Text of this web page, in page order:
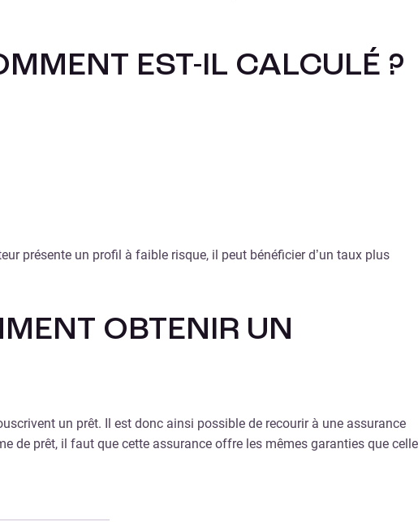
EST-IL CALCULÉ ?
présente un profil à faible risque, il peut bénéficier d’un taux plus
OBTENIR UN
un prêt. Il est donc ainsi possible de recourir à une assurance
de prêt, il faut que cette assurance offre les mêmes garanties que celle